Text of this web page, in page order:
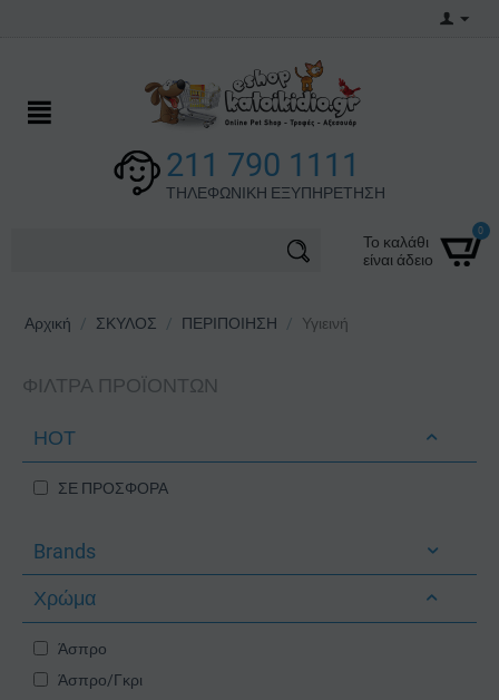
211 790 1111
ΤΗΛΕΦΩΝΙΚΗ ΕΞΥΠΗΡΕΤΗΣΗ
Το καλάθι
είναι άδειο
0
Αρχική / ΣΚΥΛΟΣ / ΠΕΡΙΠΟΙΗΣΗ / Υγιεινή
ΦΊΛΤΡΑ ΠΡΟΪΌΝΤΩΝ
ΗΟΤ
ΣΕ ΠΡΟΣΦΟΡΑ
Brands
Χρώμα
Άσπρο
Άσπρο/Γκρι